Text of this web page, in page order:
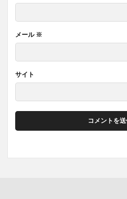
メール ※
サイト